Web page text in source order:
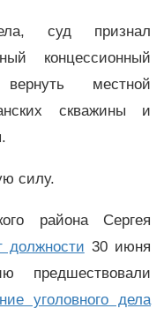
суд признал
концессионный
местной
скважины и
силу.
района Сергея
должности 30 июня
предшествовали
уголовного дела